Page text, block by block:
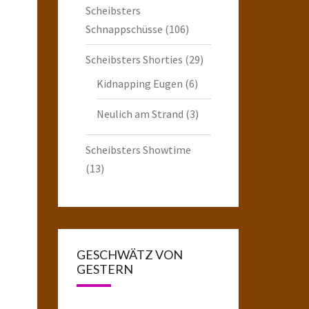
Scheibsters
Schnappschüsse (106)
Scheibsters Shorties (29)
Kidnapping Eugen (6)
Neulich am Strand (3)
Scheibsters Showtime
(13)
GESCHWÄTZ VON
GESTERN